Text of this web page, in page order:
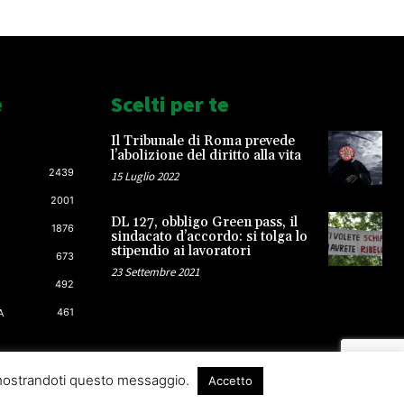
2439
2001
1876
673
492
461
Scelti per te
Il Tribunale di Roma prevede
l’abolizione del diritto alla vita
15 Luglio 2022
DL 127, obbligo Green pass, il
sindacato d’accordo: si tolga lo
stipendio ai lavoratori
23 Settembre 2021
questo messaggio. Accetto